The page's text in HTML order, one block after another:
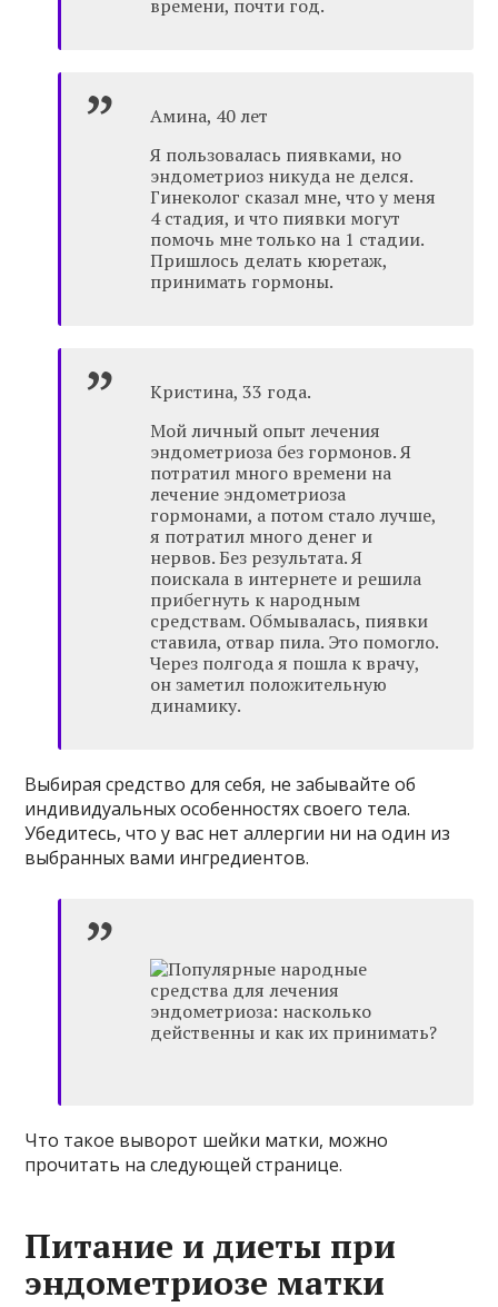
времени, почти год.
Амина, 40 лет
Я пользовалась пиявками, но
эндометриоз никуда не делся.
Гинеколог сказал мне, что у меня
4 стадия, и что пиявки могут
помочь мне только на 1 стадии.
Пришлось делать кюретаж,
принимать гормоны.
Кристина, 33 года.
Мой личный опыт лечения
эндометриоза без гормонов. Я
потратил много времени на
лечение эндометриоза
гормонами, а потом стало лучше,
я потратил много денег и
нервов. Без результата. Я
поискала в интернете и решила
прибегнуть к народным
средствам. Обмывалась, пиявки
ставила, отвар пила. Это помогло.
Через полгода я пошла к врачу,
он заметил положительную
динамику.
Выбирая средство для себя, не забывайте об
индивидуальных особенностях своего тела.
Убедитесь, что у вас нет аллергии ни на один из
выбранных вами ингредиентов.
Что такое выворот шейки матки, можно
прочитать на следующей странице.
Питание и диеты при
эндометриозе матки